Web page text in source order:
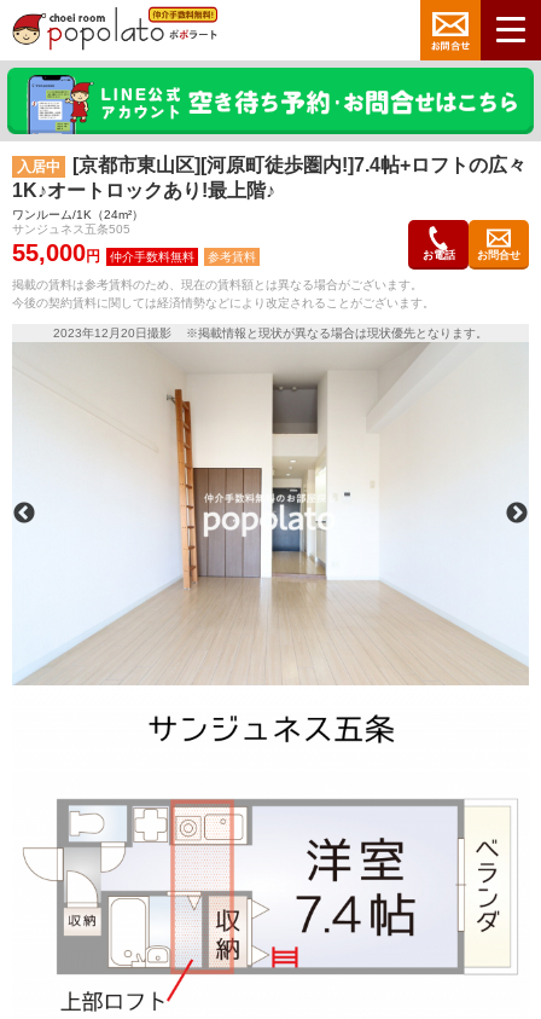
入居中
[京都市東山区][河原町徒歩圏内!]7.4帖+ロフトの広々
1K♪オートロックあり!最上階♪
ワンルーム/1K（24m²）
サンジュネス五条505
55,000円 参考賃料 お電話 お問合せ
掲載の賃料は参考賃料のため、現在の賃料額とは異なる場合がございます。
今後の契約賃料に関しては経済情勢などにより改定されることがございます。
2023年12月20日撮影 ※掲載情報と現状が異なる場合は現状優先となります。